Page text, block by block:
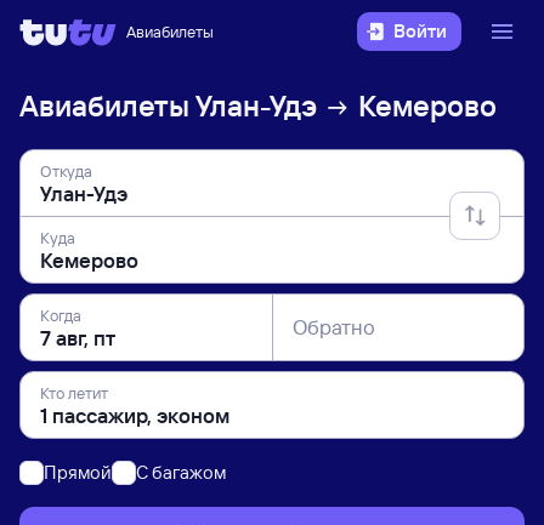
Авиабилеты Войти
Авиабилеты Улан-Удэ Кемерово
Откуда
Куда
Когда Обратно
Кто летит
Прямой C багажом